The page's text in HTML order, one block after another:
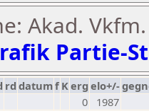
Akad.
Partie-
rd datumf Kerg elo+/-
0
1987